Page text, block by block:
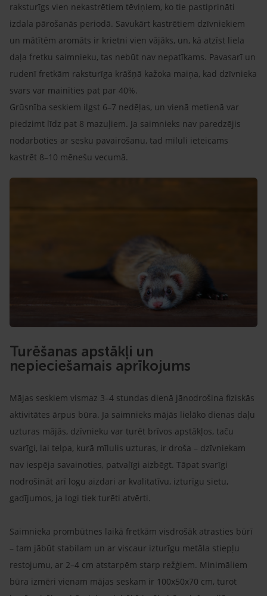
raksturīgs vien nekastrētiem tēviņiem, ko tie pastiprināti
izdala pārošanās periodā. Savukārt kastrētiem dzīvniekiem
un mātītēm aromāts ir krietni vien vājāks, un, kā atzīst liela
daļa fretku saimnieku, tas nebūt nav nepatīkams. Pavasarī un
rudenī fretkām raksturīga krāšņā kažoka maiņa, kad dzīvnieka
svars var mainīties pat par 40%.
Grūsnība seskiem ilgst 6–7 nedēļas, un vienā metienā var
piedzimt līdz pat 8 mazuļiem. Ja saimnieks nav paredzējis
nodarboties ar sesku pavairošanu, tad mīluli ieteicams
kastrēt 8–10 mēnešu vecumā.
Turēšanas apstākļi un
nepieciešamais aprīkojums
Mājas seskiem vismaz 3–4 stundas dienā jānodrošina fiziskās
aktivitātes ārpus būra. Ja saimnieks mājās lielāko dienas daļu
uzturas mājās, dzīvnieku var turēt brīvos apstākļos, taču
svarīgi, lai telpa, kurā mīlulis uzturas, ir droša – dzīvniekam
nav iespēja savainoties, patvaļīgi aizbēgt. Tāpat svarīgi
nodrošināt arī logu aizdari ar kvalitatīvu, izturīgu sietu,
gadījumos, ja logi tiek turēti atvērti.
Saimnieka prombūtnes laikā fretkām visdrošāk atrasties būrī
– tam jābūt stabilam un ar viscaur izturīgu metāla stiepļu
restojumu, ar 2–4 cm atstarpēm starp režģiem. Minimāliem
būra izmēri vienam mājas seskam ir 100x50x70 cm, turot